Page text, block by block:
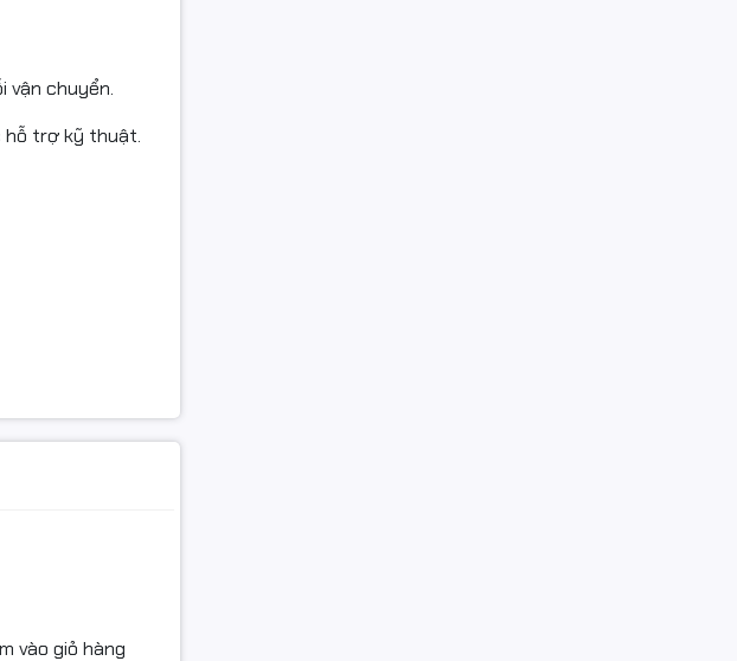
vận chuyển.
hỗ trợ kỹ thuật.
vào giỏ hàng